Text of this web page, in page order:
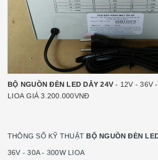
BỘ NGUỒN ĐÈN LED DÂY 24V - 12V - 36V
LIOA GIÁ 3.200.000VNĐ
THÔNG SỐ KỸ THUẬT BỘ NGUỒN ĐÈN
36V - 30A - 300W LIOA